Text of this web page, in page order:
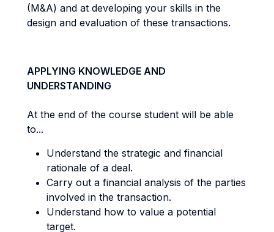
(M&A) and at developing your skills in the
design and evaluation of these transactions.
APPLYING KNOWLEDGE AND
UNDERSTANDING
At the end of the course student will be able
to...
Understand the strategic and financial
rationale of a deal.
Carry out a financial analysis of the parties
involved in the transaction.
Understand how to value a potential
target.